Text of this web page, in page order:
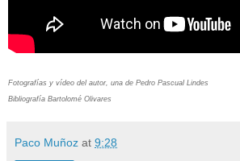
Fotografías y vídeo del autor, una de Pedro Pascual Lindes
Bibliografía Bartolomé Olivares
Paco Muñoz at 9:28